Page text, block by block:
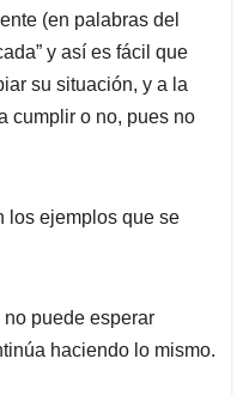
(en palabras del
y así es fácil que
su situación, y a la
cumplir o no, pues no
los ejemplos que se
puede esperar
haciendo lo mismo.